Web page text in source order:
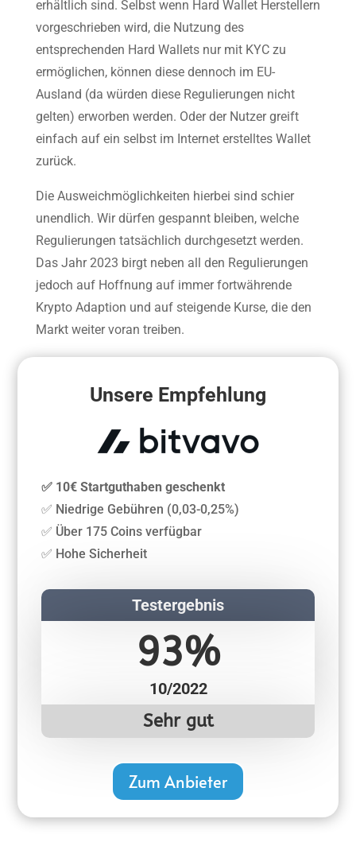
erhältlich sind. Selbst wenn Hard Wallet Herstellern
vorgeschrieben wird, die Nutzung des
entsprechenden Hard Wallets nur mit KYC zu
ermöglichen, können diese dennoch im EU-
Ausland (da würden diese Regulierungen nicht
gelten) erworben werden. Oder der Nutzer greift
einfach auf ein selbst im Internet erstelltes Wallet
zurück.
Die Ausweichmöglichkeiten hierbei sind schier
unendlich. Wir dürfen gespannt bleiben, welche
Regulierungen tatsächlich durchgesetzt werden.
Das Jahr 2023 birgt neben all den Regulierungen
jedoch auf Hoffnung auf immer fortwährende
Krypto Adaption und auf steigende Kurse, die den
Markt weiter voran treiben.
Unsere Empfehlung
✅ 10€ Startguthaben geschenkt
✅ Niedrige Gebühren (0,03-0,25%)
✅ Über 175 Coins verfügbar
✅ Hohe Sicherheit
Testergebnis
93%
10/2022
Sehr gut
Zum Anbieter